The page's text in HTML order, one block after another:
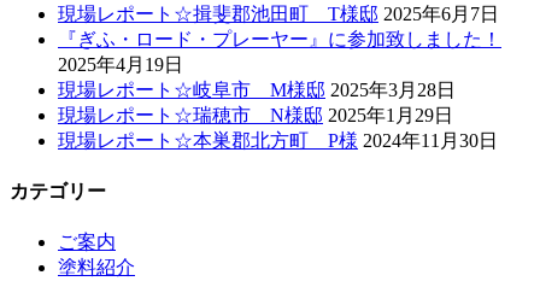
現場レポート☆揖斐郡池田町 T様邸 2025年6月7日
『ぎふ・ロード・プレーヤー』に参加致しました！
2025年4月19日
現場レポート☆岐阜市 M様邸 2025年3月28日
現場レポート☆瑞穂市 N様邸 2025年1月29日
現場レポート☆本巣郡北方町 P様 2024年11月30日
カテゴリー
ご案内
塗料紹介